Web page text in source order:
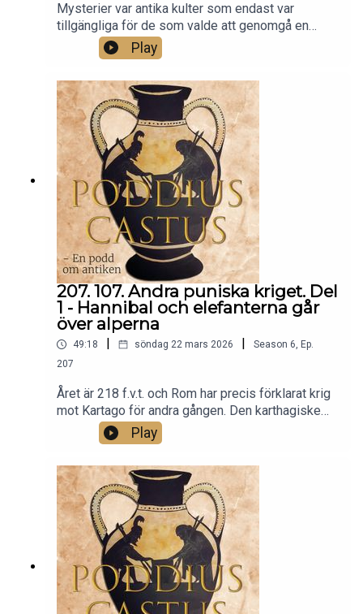
Mysterier var antika kulter som endast var
tillgängliga för de som valde att genomgå en
initiationsritual. De äldsta och mest vördade av
alla mysterier var de som årligen firades i den
grekiska staden Eleusis. Varje höst samlades här
tusentals människor för att invigas i gudinnorna
Demeters och Persefones allra hemligaste riter,
vars innehåll fortfarande är totalt okänt för oss
idag.
Play
207. 107. Andra puniska kriget. Del
1 - Hannibal och elefanterna går
över alperna
49:18 söndag 22 mars 2026 Season 6, Ep.
207
Året är 218 f.v.t. och Rom har precis förklarat krig
mot Kartago för andra gången. Den karthagiske
härföraren Hannibal samlar ihop sin armé på
mellan 50 000 till 70 000 man och 37
stridselefanter och genomför den kanske
galnaste planen någonsin under ett krig. Han tar
hela sin här och går över Alperna. Det här är
starten på det andra puniska kriget som pågick
mellan 218-201 f.v.t. och berättelsen om hur
Hannibal ledde en armé över Europas högsta
bergskedja.
Play